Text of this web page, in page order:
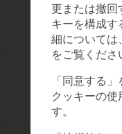
更または撤回
キーを構成
細については
をご覧くださ
「同意する
クッキーの使
す。